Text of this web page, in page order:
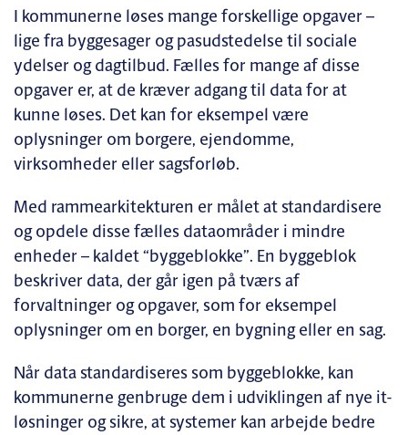
I kommunerne løses mange forskellige opgaver –
lige fra byggesager og pasudstedelse til sociale
ydelser og dagtilbud. Fælles for mange af disse
opgaver er, at de kræver adgang til data for at
kunne løses. Det kan for eksempel være
oplysninger om borgere, ejendomme,
virksomheder eller sagsforløb.
Med rammearkitekturen er målet at standardisere
og opdele disse fælles dataområder i mindre
enheder – kaldet “byggeblokke”. En byggeblok
beskriver data, der går igen på tværs af
forvaltninger og opgaver, som for eksempel
oplysninger om en borger, en bygning eller en sag.
Når data standardiseres som byggeblokke, kan
kommunerne genbruge dem i udviklingen af nye it-
løsninger og sikre, at systemer kan arbejde bedre